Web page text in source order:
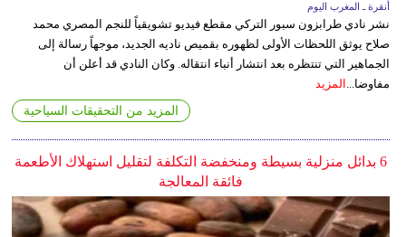
أنقرة ـ المغرب اليوم
نشر نادي طرابزون سبور التركي مقطع فيديو تشويقياً للنجم المصري محمد
صلاح يوثق اللحظات الأولى لظهوره بقميص ناديه الجديد، موجهاً رسالة إلى
الجماهير التي تنتظره بعد انتشار أنباء انتقاله. وكان النادي قد أعلن أن
مفاوضا... المزيد
المزيد من التحقيقات السياحية
6 بدائل منزلية بسيطة ومنخفضة التكلفة لتقليل استهلاك الأطعمة
فائقة المعالجة